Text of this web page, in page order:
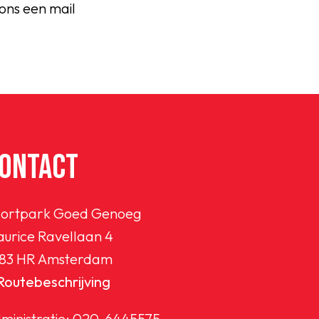
een mail
Goed Genoeg
Ravellaan 4
HR Amsterdam